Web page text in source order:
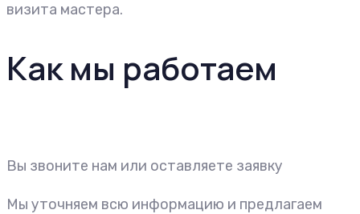
визита мастера.
Как мы работаем
Вы звоните нам или оставляете заявку
Мы уточняем всю информацию и предлагаем